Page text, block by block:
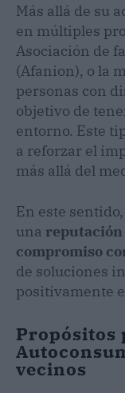
Más allá de su
en múltiples
Asociación de
(Afanion), o la
personas con
objetivo de
entorno. Este
a reforzar el
más allá del
En este
una reputación
compromiso
de soluciones
positivamente
Propósitos
vecinos